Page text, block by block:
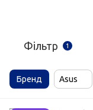
Фільтр 1
Бренд Asus